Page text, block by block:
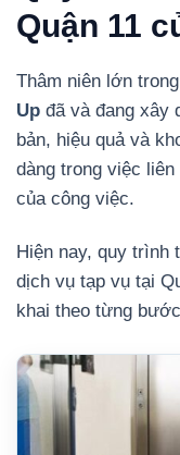
Quận 11
Thâm niên lớn
Up đã và đang xây
bản, hiệu quả và
dàng trong việc
của công việc.
Hiện nay, quy trình
dịch vụ tạp vụ tại
khai theo từng